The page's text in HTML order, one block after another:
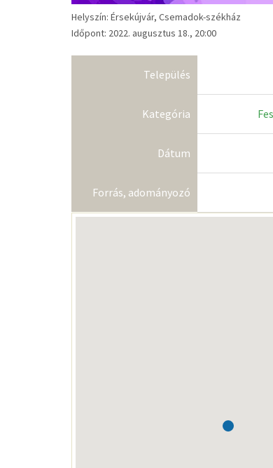
Helyszín: Érsekújvár, Csemadok-székház
Időpont: 2022. augusztus 18., 20:00
Település
Kategória
Dátum
Forrás, adományozó